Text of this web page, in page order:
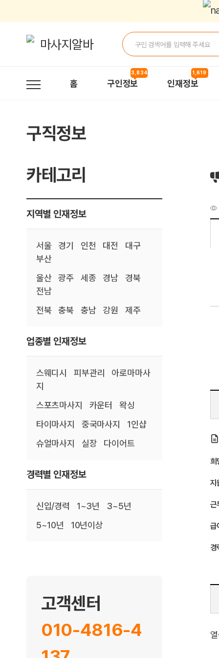
홈 구인정보
3,834
인재정보
1,619
구직정보
카테고리
지역별 인재정보
서울 경기 인천 대전
대구
부산
울산
광주 세종 경남
경북
전남
전북
충북 충남 강원 제주
업종별 인재정보
스웨디시 피부관리
아로마마사
지
스포츠마사지
카운터
왁싱
타이마사지
중국마사지
1인샵
슈얼마사지
실장 다이어트
경력별 인재정보
신입/경력 1~3년
3~5년
5~10년
10년이상
고객센터
010-4816-4
희
지
근
급
경